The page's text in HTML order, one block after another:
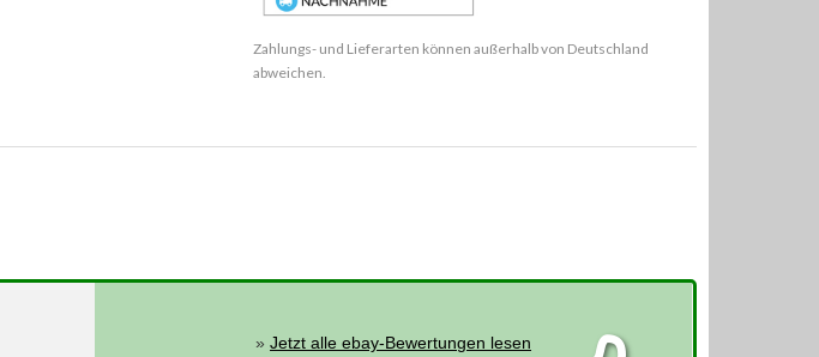
Zahlungs- und Lieferarten können außerhalb von Deutschland
abweichen.
»Jetzt alle ebay-Bewertungen lesen